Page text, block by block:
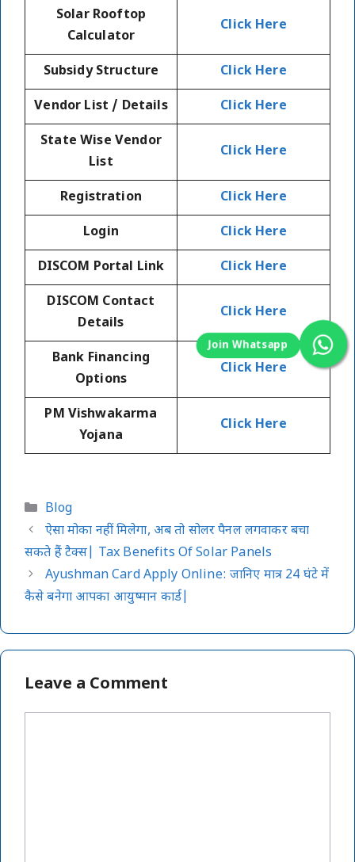
Solar Rooftop
Calculator
Click Here
Subsidy Structure Click Here
Vendor List / Details Click Here
State Wise Vendor
List
Click Here
Registration Click Here
Login Click Here
DISCOM Portal Link Click Here
DISCOM Contact
Details
Click Here
Bank Financing
Options
Click Here
PM Vishwakarma
Yojana
Click Here
Categories
Blog
ऐसा मोका नहीं मिलेगा, अब तो सोलर पैनल लगवाकर बचा
सकते हैं टैक्स| Tax Benefits Of Solar Panels
Ayushman Card Apply Online: जानिए मात्र 24 घंटे में
कैसे बनेगा आपका आयुष्मान कार्ड|
Leave a Comment